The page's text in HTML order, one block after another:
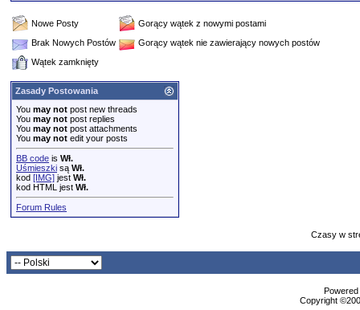
Nowe Posty
Gorący wątek z nowymi postami
Brak Nowych Postów
Gorący wątek nie zawierający nowych postów
Wątek zamknięty
Zasady Postowania
You may not post new threads
You may not post replies
You may not post attachments
You may not edit your posts
BB code is Wł.
Uśmieszki są Wł.
kod [IMG] jest Wł.
kod HTML jest Wł.
Forum Rules
Czasy w
Copyright